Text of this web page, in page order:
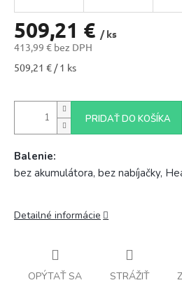
509,21 € / ks
413,99 € bez DPH
Jednotková
509,21 € / 1 ks
PRIDAŤ DO KOŠÍKA
Balenie:
bez akumulátora, bez nabíjačky,
Detailné informácie
OPÝTAŤ SA STRÁŽIŤ